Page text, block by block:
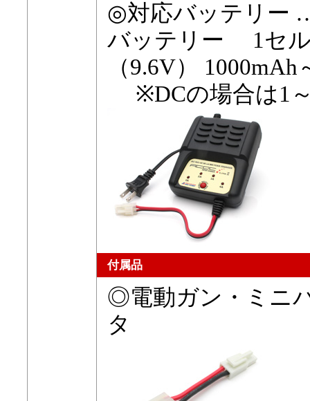
◎対応バッテリー
バッテリー 1セル
（9.6V） 1000mAh
※DCの場合は1
付属品
◎電動ガン・ミニ
タ